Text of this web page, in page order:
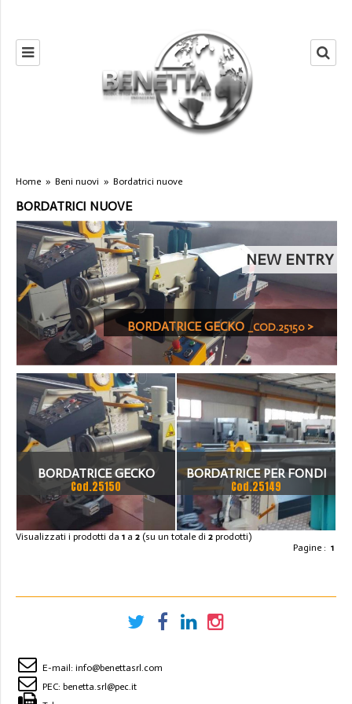
Home » Beni nuovi » Bordatrici nuove
BORDATRICI NUOVE
NEW ENTRY
BORDATRICE GECKO _COD.25150 >
BORDATRICE GECKO
Cod.25150
BORDATRICE PER FONDI
RING ROLL NUOVA
Cod.25149
Visualizzati i prodotti da 1 a 2 (su un totale di 2 prodotti)
Pagine : 1
E-mail: info@benettasrl.com
PEC: benetta.srl@pec.it